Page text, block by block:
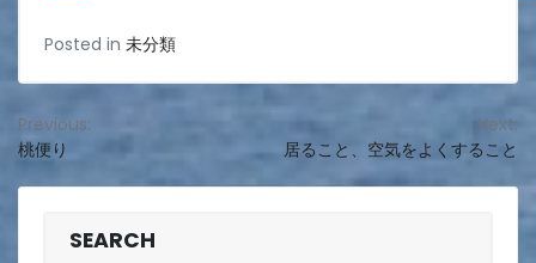
Posted in 未分類
投
稿
Previous:
桃便り
Next:
居ること、空気をよくすること
SEARCH